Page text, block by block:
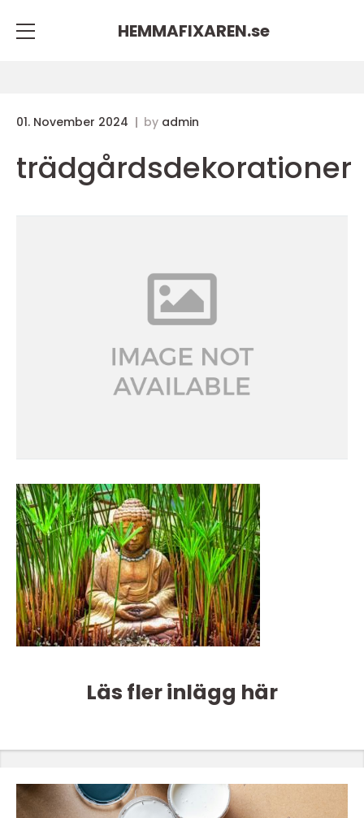
HEMMAFIXAREN.se
01. November 2024 by admin
trädgårdsdekorationer
Läs fler inlägg här